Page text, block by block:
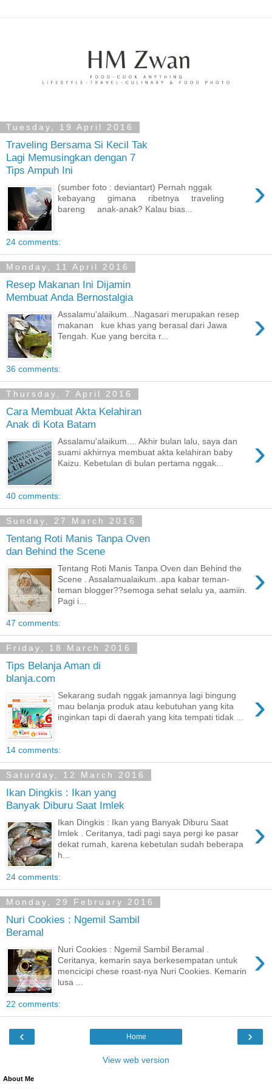
Tuesday, 19 April 2016
Traveling Bersama Si Kecil Tak
Lagi Memusingkan dengan 7
Tips Ampuh Ini
›
(sumber foto : deviantart) Pernah nggak
kebayang gimana ribetnya traveling
bareng anak-anak? Kalau bias...
24 comments:
Monday, 11 April 2016
Resep Makanan Ini Dijamin
Membuat Anda Bernostalgia
›
Assalamu'alaikum...Nagasari merupakan resep
makanan kue khas yang berasal dari Jawa
Tengah. Kue yang bercita r...
36 comments:
Thursday, 7 April 2016
Cara Membuat Akta Kelahiran
Anak di Kota Batam
›
Assalamu'alaikum.... Akhir bulan lalu, saya dan
suami akhirnya membuat akta kelahiran baby
Kaizu. Kebetulan di bulan pertama nggak...
40 comments:
Sunday, 27 March 2016
Tentang Roti Manis Tanpa Oven
dan Behind the Scene
›
Tentang Roti Manis Tanpa Oven dan Behind the
Scene . Assalamualaikum..apa kabar teman-
teman blogger??semoga sehat selalu ya, aamiin.
Pagi i...
47 comments:
Friday, 18 March 2016
Tips Belanja Aman di
blanja.com
›
Sekarang sudah nggak jamannya lagi bingung
mau belanja produk atau kebutuhan yang kita
inginkan tapi di daerah yang kita tempati tidak ...
14 comments:
Saturday, 12 March 2016
Ikan Dingkis : Ikan yang
Banyak Diburu Saat Imlek
›
Ikan Dingkis : Ikan yang Banyak Diburu Saat
Imlek . Ceritanya, tadi pagi saya pergi ke pasar
dekat rumah, karena kebetulan sudah beberapa
h...
24 comments:
Monday, 29 February 2016
Nuri Cookies : Ngemil Sambil
Beramal
›
Nuri Cookies : Ngemil Sambil Beramal .
Ceritanya, kemarin saya berkesempatan untuk
mencicipi chese roast-nya Nuri Cookies. Kemarin
lusa ...
22 comments:
‹ ›
Home
View web version
About Me